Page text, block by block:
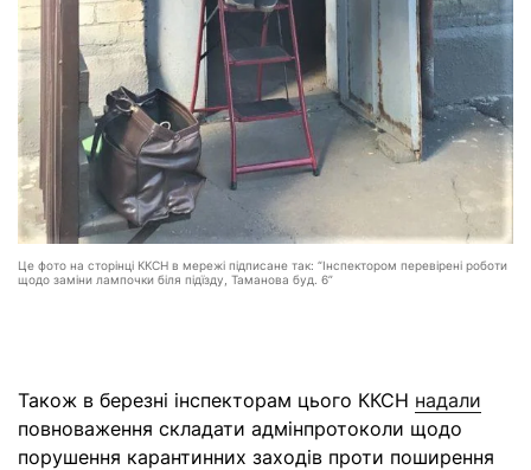
Це фото на сторінці ККСН в мережі підписане так: “Інспектором перевірені роботи
щодо заміни лампочки біля підїзду, Таманова буд. 6”
Також в березні інспекторам цього ККСН надали
повноваження складати адмінпротоколи щодо
порушення карантинних заходів проти поширення